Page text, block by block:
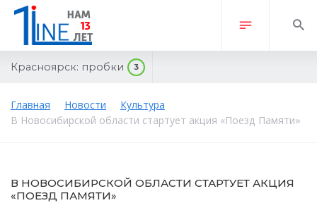
Красноярск: пробки 3
Главная Новости
Культура
В Новосибирской области стартует акция «Поезд Памяти»
В НОВОСИБИРСКОЙ ОБЛАСТИ СТАРТУЕТ АКЦИЯ
«ПОЕЗД ПАМЯТИ»